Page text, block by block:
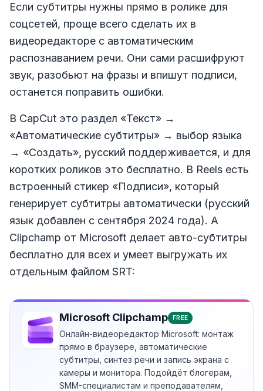
Если субтитры нужны прямо в ролике для
соцсетей, проще всего сделать их в
видеоредакторе с автоматическим
распознаванием речи. Они сами расшифруют
звук, разобьют на фразы и впишут подписи,
останется поправить ошибки.
В CapCut это раздел «Текст» →
«Автоматические субтитры» → выбор языка
→ «Создать», русский поддерживается, и для
коротких роликов это бесплатно. В Reels есть
встроенный стикер «Подписи», который
генерирует субтитры автоматически (русский
язык добавлен с сентября 2024 года). А
Clipchamp от Microsoft делает авто-субтитры
бесплатно для всех и умеет выгружать их
отдельным файлом SRT:
Microsoft Clipchamp FREE
Онлайн-видеоредактор Microsoft: монтаж
прямо в браузере, автоматические
субтитры, синтез речи и запись экрана с
камеры и монитора. Подойдёт блогерам,
SMM-специалистам и преподавателям,